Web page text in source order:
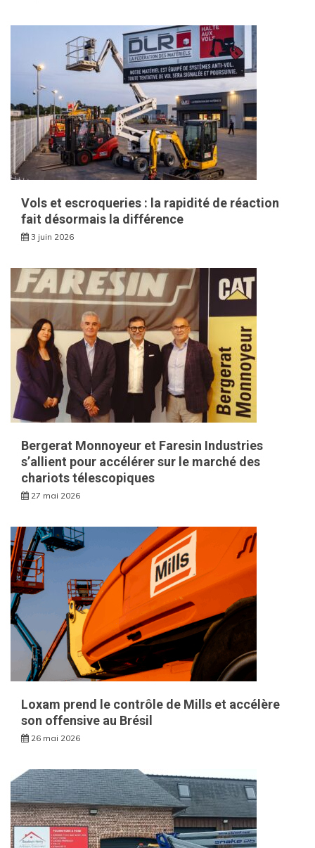
Vols et escroqueries : la rapidité de réaction
fait désormais la différence
3 juin 2026
Bergerat Monnoyeur et Faresin Industries
s’allient pour accélérer sur le marché des
chariots télescopiques
27 mai 2026
Loxam prend le contrôle de Mills et accélère
son offensive au Brésil
26 mai 2026